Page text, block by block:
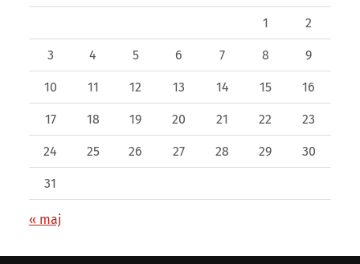
1 2
3 4 5 6 7 8 9
10 11 12 13 14 15 16
17 18 19 20 21 22 23
24 25 26 27 28 29 30
31
« maj